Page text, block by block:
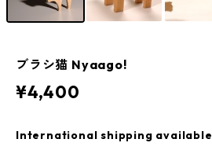
ブラシ猫 Nyaago!
¥4,400
International shipping available